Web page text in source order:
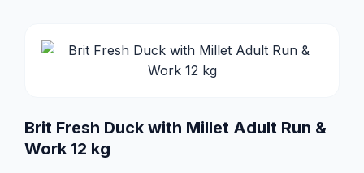
Brit Fresh Duck with Millet Adult Run &
Work 12 kg